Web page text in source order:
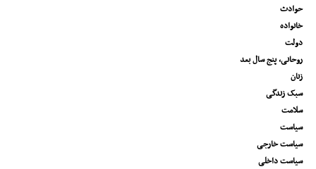
حوادث
خانواده
دولت
روحانی، پنج سال بعد
زنان
سبک زندگی
سلامت
سیاست
سیاست خارجی
سیاست داخلی